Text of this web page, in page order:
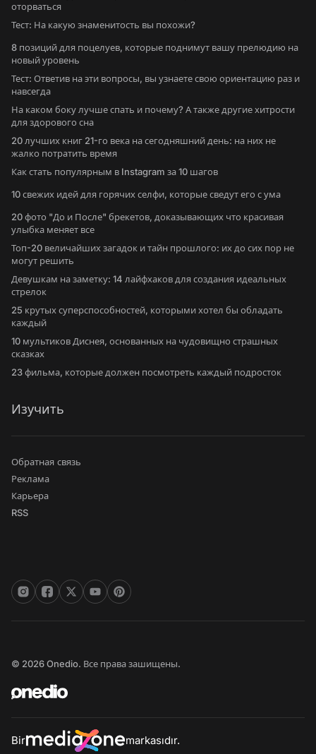
оторваться
Тест: На какую знаменитость вы похожи?
8 позиций для поцелуев, которые поднимут вашу прелюдию на
новый уровень
Тест: Ответив на эти вопросы, вы узнаете свою ориентацию раз и
навсегда
На каком боку лучше спать и почему? А также другие хитрости
для здорового сна
20 лучших книг 21-го века на сегодняшний день: на них не
жалко потратить время
Как стать популярным в Instagram за 10 шагов
10 свежих идей для горячих селфи, которые сведут его с ума
20 фото "До и После" брекетов, доказывающих что красивая
улыбка меняет все
Топ-20 величайших загадок и тайн прошлого: их до сих пор не
могут решить
Девушкам на заметку: 14 лайфхаков для создания идеальных
стрелок
25 крутых суперспособностей, которыми хотел бы обладать
каждый
10 мультиков Диснея, основанных на чудовищно страшных
сказках
23 фильма, которые должен посмотреть каждый подросток
Изучить
Обратная связь
Реклама
Карьера
RSS
© 2026 Onedio. Все права зашищены.
Bir markasıdır.